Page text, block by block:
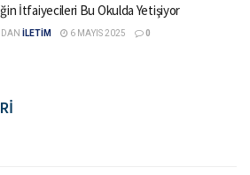
İtfaiyecileri Bu Okulda Yetişiyor
İLETİM 6 MAYIS 2025 0